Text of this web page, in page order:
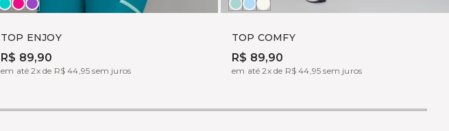
TOP ENJOY
R$ 89,90
em até 2x de R$ 44,95 sem juros
JADE
JOYPETÚNIA
TOP COMFY
R$ 89,90
em até 2x de R$ 44,95 sem juros
TEOSAQUARIUS
OFF